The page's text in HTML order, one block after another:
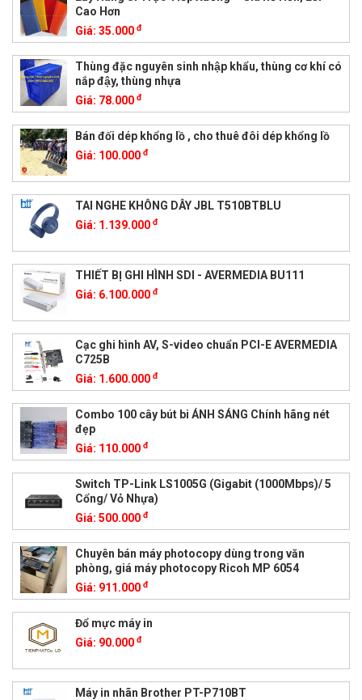
Cao Hơn
Giá: 35.000 đ
Thùng đặc nguyên sinh nhập khẩu, thùng cơ khí có
nắp đậy, thùng nhựa
Giá: 78.000 đ
Bán đối dép khổng lồ , cho thuê đôi dép khổng lồ
Giá: 100.000 đ
TAI NGHE KHÔNG DÂY JBL T510BTBLU
Giá: 1.139.000 đ
THIẾT BỊ GHI HÌNH SDI - AVERMEDIA BU111
Giá: 6.100.000 đ
Cạc ghi hình AV, S-video chuẩn PCI-E AVERMEDIA
C725B
Giá: 1.600.000 đ
Combo 100 cây bút bi ÁNH SÁNG Chính hãng nét
đẹp
Giá: 110.000 đ
Switch TP-Link LS1005G (Gigabit (1000Mbps)/ 5
Cổng/ Vỏ Nhựa)
Giá: 500.000 đ
Chuyên bán máy photocopy dùng trong văn
phòng, giá máy photocopy Ricoh MP 6054
Giá: 911.000 đ
Đổ mực máy in
Giá: 90.000 đ
Máy in nhãn Brother PT-P710BT